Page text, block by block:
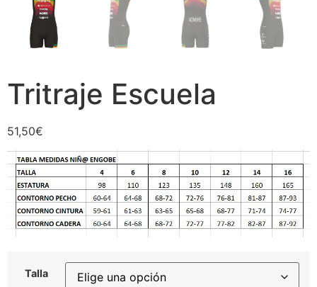
Tritraje Escuela
51,50€
Talla